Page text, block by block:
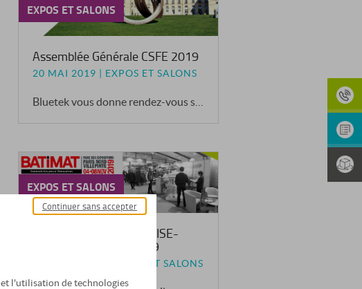
EXPOS ET SALONS
Assemblée Générale CSFE 2019
20 MAI 2019 | EXPOS ET SALONS
Bluetek vous donne rendez-vous stand n° 25
EXPOS ET SALONS
BLUETEK & TELLIER BRISE-
SOLEIL // BATIMAT 2019
18 SEPT. 2019 | EXPOS ET SALONS
et l'utilisation de technologies
Continuer sans accepter